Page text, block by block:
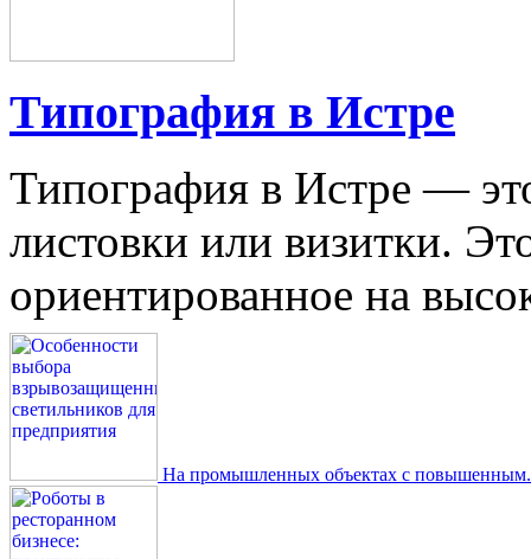
Типография в Истре
Типография в Истре —
листовки или визитки.
ориентированное на
На промышленных объектах с